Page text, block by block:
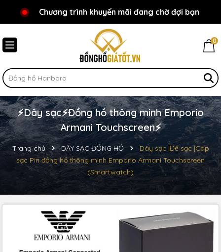
Chào mừng bạn đến với Đồnghồgiátốt.vn!
Chương trình khuyến mãi đang chờ đợi bạn
0
⚡️Dây sạc⚡️Đồng hồ thông minh Emporio
Armani Touchscreen⚡️
Trang chủ DÂY SẠC ĐỒNG HỒ
Dây sạc |Đế sạc |Cáp
sạc Pin đồng hồ thông minh Emporio Armani Touchscreen
(Smartwatch)